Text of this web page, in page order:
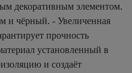
декоративным элементом.
и чёрный. - Увеличенная
прочность
установленный в
и создаёт